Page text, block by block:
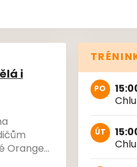
i
Orange
PO
ÚT